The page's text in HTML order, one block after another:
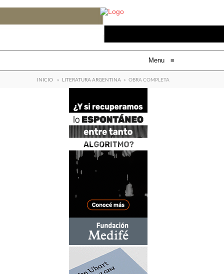
Menu ≡
INICIO » LITERATURA ARGENTINA » OBRA COMPLETA